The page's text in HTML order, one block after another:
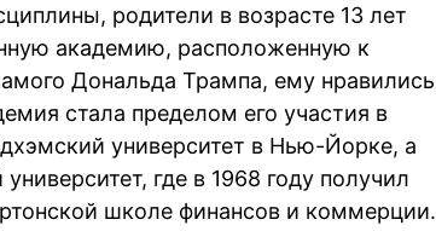
родители в возрасте 13 лет
академию, расположенную к
Дональда Трампа, ему нравились
стала пределом его участия в
университет в Нью-Йорке, а
где в 1968 году получил
школе финансов и коммерции.